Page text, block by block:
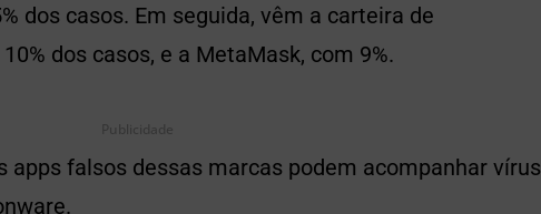
dos casos. Em seguida, vêm a carteira de
dos casos, e a MetaMask, com 9%.
Publicidade
apps falsos dessas marcas podem acompanhar vírus